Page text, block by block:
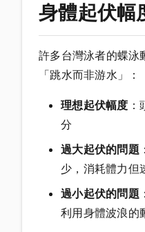
身體起伏幅
許多台灣泳者的蝶泳
「跳水而非游水」：
理想起伏幅度
分
過大起伏的問題
少，消耗體力但
過小起伏的問題
利用身體波浪的